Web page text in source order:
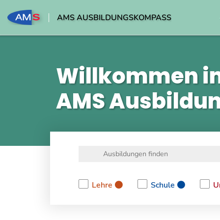
AMS AUSBILDUNGSKOMPASS
Willkommen
AMS
Lehre
Schule